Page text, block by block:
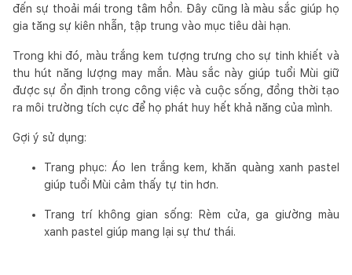
đến sự thoải mái trong tâm hồn. Đây cũng là màu sắc giúp họ
gia tăng sự kiên nhẫn, tập trung vào mục tiêu dài hạn.
Trong khi đó, màu trắng kem tượng trưng cho sự tinh khiết và
thu hút năng lượng may mắn. Màu sắc này giúp tuổi Mùi giữ
được sự ổn định trong công việc và cuộc sống, đồng thời tạo
ra môi trường tích cực để họ phát huy hết khả năng của mình.
Gợi ý sử dụng:
Trang phục: Áo len trắng kem, khăn quàng xanh pastel
giúp tuổi Mùi cảm thấy tự tin hơn.
Trang trí không gian sống: Rèm cửa, ga giường màu
xanh pastel giúp mang lại sự thư thái.